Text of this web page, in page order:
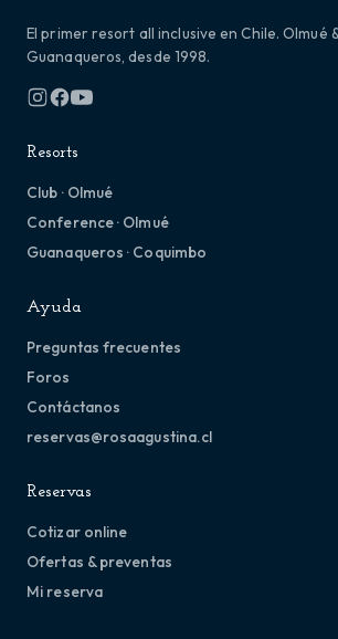
El primer resort all inclusive en Chile. Olmué
Guanaqueros, desde 1998.
Resorts
Club · Olmué
Conference · Olmué
Guanaqueros · Coquimbo
Ayuda
Preguntas frecuentes
Foros
Contáctanos
reservas@rosaagustina.cl
Reservas
Cotizar online
Ofertas & preventas
Mi reserva